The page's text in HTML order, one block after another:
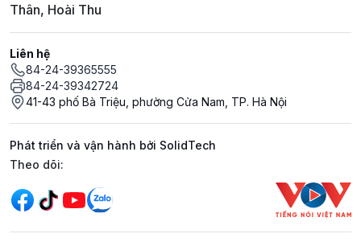
Thân, Hoài Thu
Liên hệ
84-24-39365555
84-24-39342724
41-43 phố Bà Triệu, phường Cửa Nam, TP. Hà Nội
Phát triển và vận hành bởi SolidTech
Mạng xã hội
Theo dõi: